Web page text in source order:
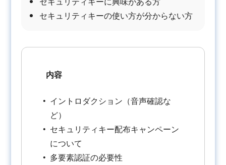
セキュリティキーの使い方が分からない方
内容
イントロダクション（音声確認な
ど）
セキュリティキー配布キャンペーン
について
多要素認証の必要性